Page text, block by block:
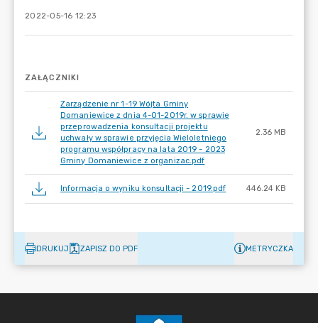
2022-05-16 12:23
ZAŁĄCZNIKI
Zarządzenie nr 1-19 Wójta Gminy
Domaniewice z dnia 4-01-2019r. w sprawie
przeprowadzenia konsultacji projektu
uchwały w sprawie przyjęcia Wieloletniego
programu współpracy na lata 2019 - 2023
Gminy Domaniewice z organizac.pdf
2.36 MB
Informacja o wyniku konsultacji - 2019.pdf 446.24 KB
DRUKUJ ZAPISZ DO PDF METRYCZKA